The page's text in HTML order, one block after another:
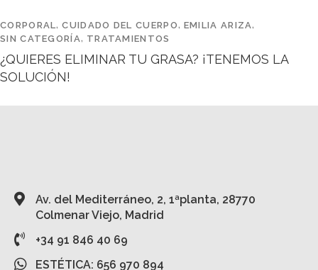
CORPORAL,CUIDADO DEL CUERPO, EMILIA ARIZA,
SIN CATEGORÍA, TRATAMIENTOS
¿QUIERES ELIMINAR TU GRASA? ¡TENEMOS LA
SOLUCIÓN!
Av. del Mediterráneo, 2, 1ªplanta, 28770
Colmenar Viejo, Madrid
+34 91 846 40 69
ESTÉTICA: 656 970 894